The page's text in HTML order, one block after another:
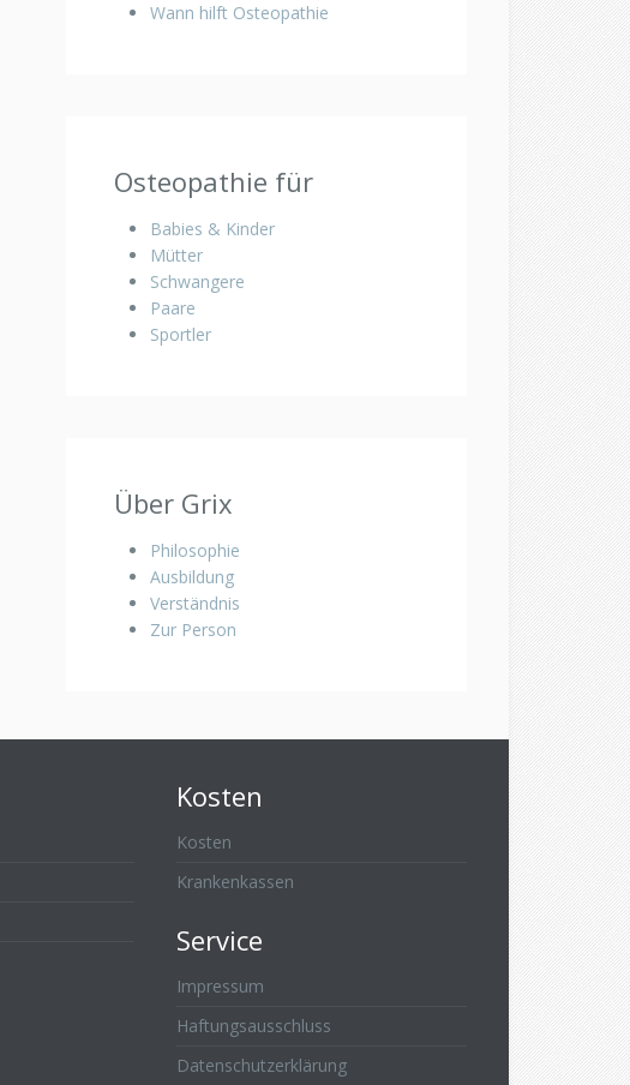
Wann hilft Osteopathie
Osteopathie für
Babies & Kinder
Mütter
Schwangere
Paare
Sportler
Über Grix
Philosophie
Ausbildung
Verständnis
Zur Person
Kosten
Kosten
Krankenkassen
Service
Impressum
Haftungsausschluss
Datenschutzerklärung